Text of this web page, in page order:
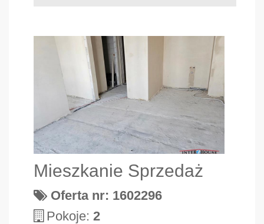
Mieszkanie Sprzedaż
Oferta nr: 1602296
Pokoje:2